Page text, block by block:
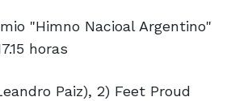
"Himno Nacioal Argentino"
horas
Paiz), 2) Feet Proud